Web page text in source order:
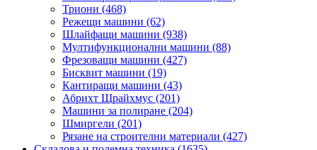
Триони (468)
Режещи машини (62)
Шлайфащи машини (938)
Мултифункционални машини (88)
Фрезоващи машини (427)
Бисквит машини (19)
Кантиращи машини (43)
Абрихт Щрайхмус (201)
Машини за полиране (204)
Шмиргели (201)
Рязане на строителни материали (427)